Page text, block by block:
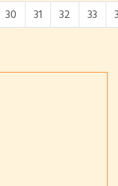
30 31 32 33